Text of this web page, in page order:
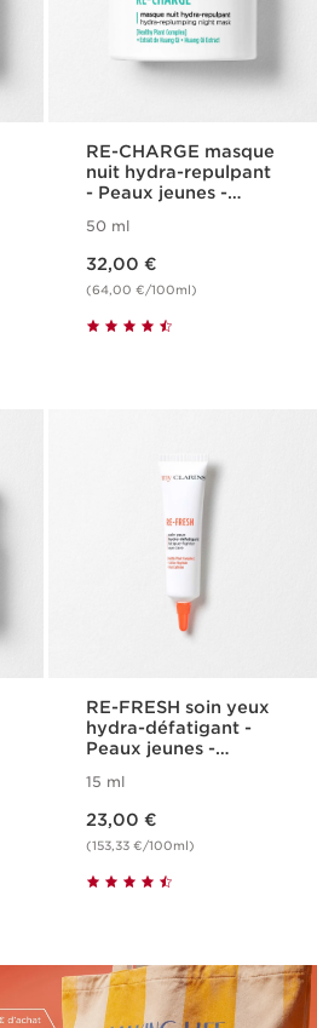
RE-CHARGE masque
nuit hydra-repulpant
- Peaux jeunes -
50 ml
32,00 €
(64,00 €/100ml)
RE-FRESH soin yeux
hydra-défatigant -
Peaux jeunes -
15 ml
23,00 €
(153,33 €/100ml)